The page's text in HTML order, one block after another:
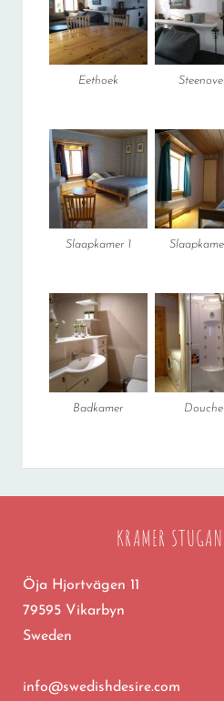
Eethoek
Slaapkamer 1
Badkamer Douche
KRAMER
Öja Hjortvägen 11
79595 Vikarbyn
Sweden
info@swedishdesire.com